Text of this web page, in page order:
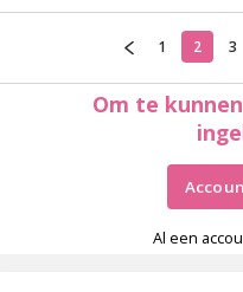
1 2 3
Om te
Al een